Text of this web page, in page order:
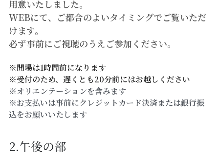
用意いたしました。
WEBにて、ご都合のよいタイミングでご覧いただ
けます。
必ず事前にご視聴のうえご参加ください。
※開場は1時間前になります
※受付のため、遅くとも20分前にはお越しください
※オリエンテーションを含みます
※お支払いは事前にクレジットカード決済または銀行振
込をお願いいたします
2.午後の部